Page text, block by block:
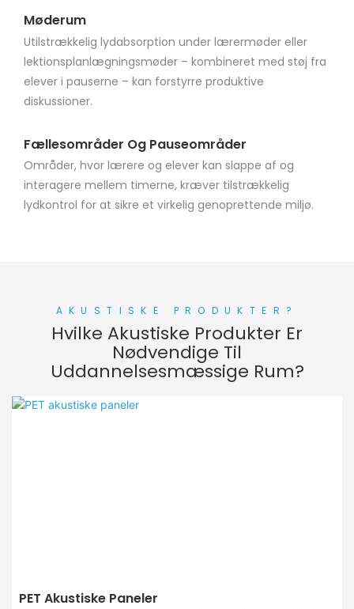
Møderum
Utilstrækkelig lydabsorption under lærermøder eller
lektionsplanlægningsmøder – kombineret med støj fra
elever i pauserne – kan forstyrre produktive
diskussioner.
Fællesområder Og Pauseområder
Områder, hvor lærere og elever kan slappe af og
interagere mellem timerne, kræver tilstrækkelig
lydkontrol for at sikre et virkelig genoprettende miljø.
AKUSTISKE PRODUKTER?
Hvilke Akustiske Produkter Er
Nødvendige Til
Uddannelsesmæssige Rum?
PET Akustiske Paneler